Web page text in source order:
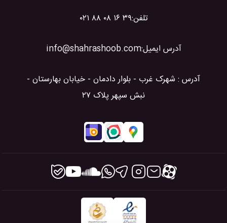
تلفن:۰۲۱ ۸۸ ۰۸ ۱۶ ۳۹
آدرس ایمیل:info@shahrashoob.com
آدرس : شهرک غرب - بلوار دادمان - خیابان بهارستان -
نبش سپهر پلاک ۲۷